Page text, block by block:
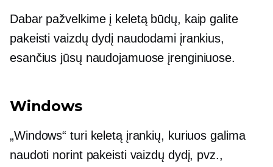
Dabar pažvelkime į keletą būdų, kaip galite
pakeisti vaizdų dydį naudodami įrankius,
esančius jūsų naudojamuose įrenginiuose.
Windows
„Windows“ turi keletą įrankių, kuriuos galima
naudoti norint pakeisti vaizdų dydį, pvz.,